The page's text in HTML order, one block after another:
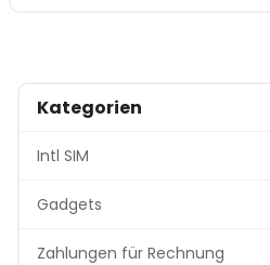
Kategorien
Intl SIM
Gadgets
Zahlungen für Rechnung